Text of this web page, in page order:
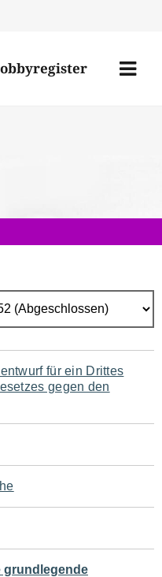
Menü
für ein Drittes
gegen den
grundlegende